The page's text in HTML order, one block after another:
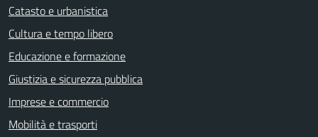
Catasto e urbanistica
Cultura e tempo libero
Educazione e formazione
Giustizia e sicurezza pubblica
Imprese e commercio
Mobilità e trasporti